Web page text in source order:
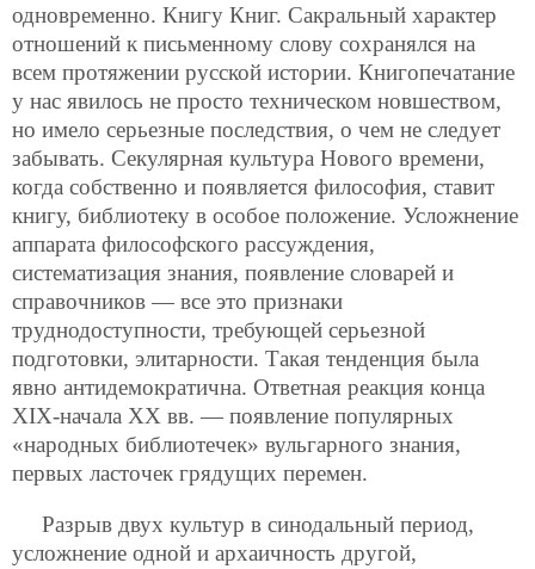
одновременно. Книгу Книг. Сакральный характер
отношений к письменному слову сохранялся на
всем протяжении русской истории. Книгопечатание
у нас явилось не просто техническом новшеством,
но имело серьезные последствия, о чем не следует
забывать. Секулярная культура Нового времени,
когда собственно и появляется философия, ставит
книгу, библиотеку в особое положение. Усложнение
аппарата философского рассуждения,
систематизация знания, появление словарей и
справочников — все это признаки
труднодоступности, требующей серьезной
подготовки, элитарности. Такая тенденция была
явно антидемократична. Ответная реакция конца
ХIХ-начала ХХ вв. — появление популярных
«народных библиотечек» вульгарного знания,
первых ласточек грядущих перемен.
Разрыв двух культур в синодальный период,
усложнение одной и архаичность другой,